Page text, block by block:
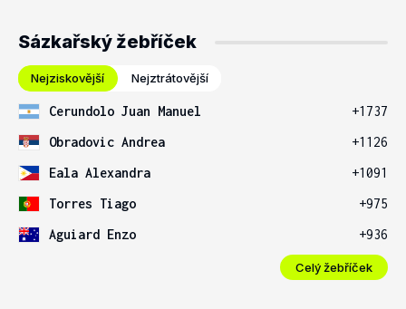
Sázkařský žebříček
Nejziskovější Nejztrátovější
Cerundolo Juan Manuel
+1737
Obradovic Andrea
+1126
Eala Alexandra
+1091
Torres Tiago
+975
Aguiard Enzo
+936
Celý žebříček